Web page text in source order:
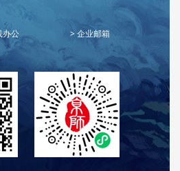
办公
企业邮箱